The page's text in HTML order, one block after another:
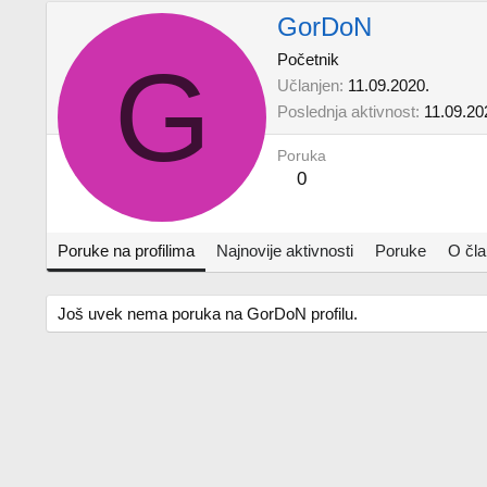
G
GorDoN
Početnik
Učlanjen 11.09.2020.
Poslednja aktivnost
Poruka
0
Poruke na profilima Najnovije aktivnosti Poruke O
Još uvek nema poruka na GorDoN profilu.